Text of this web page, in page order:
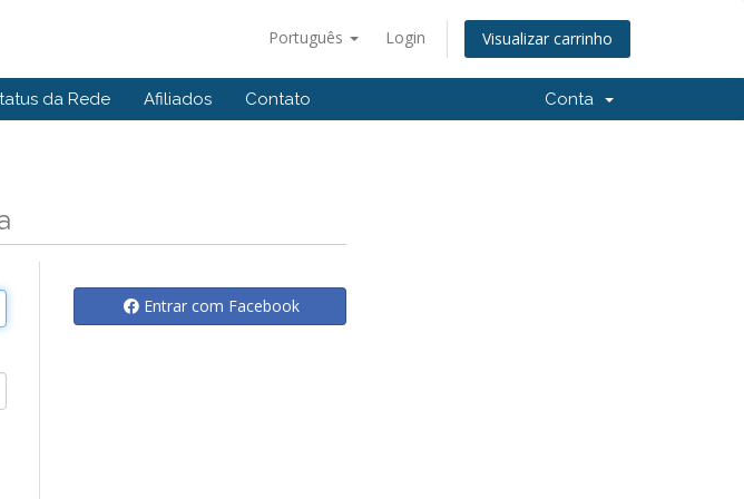
Português Login Visualizar carrinho
da Rede Afiliados Contato Conta
Entrar com Facebook